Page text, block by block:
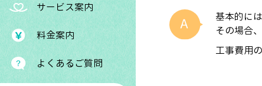
サービス案内
料金案内
よくあるご質問
基本的に
その場合
工事費用